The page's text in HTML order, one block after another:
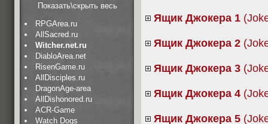
Показать\скрыть весь
RPGArea.ru
AllSacred.ru
Witcher.net.ru
DiabloArea.net
RisenGame.ru
AllDisciples.ru
DragonAge-area
AllDishonored.ru
ACR-Game
Watch Dogs
Ящик Джокера 1
Ящик Джокера 2
Ящик Джокера 3
Ящик Джокера 4
Ящик Джокера 5